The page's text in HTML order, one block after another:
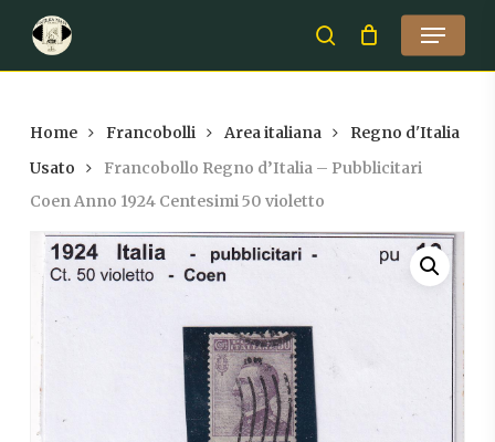
main
search
Menu
Home Francobolli Area italiana
Regno d'Italia
Usato
Francobollo Regno d’Italia – Pubblicitari
Coen Anno 1924 Centesimi 50 violetto
Close